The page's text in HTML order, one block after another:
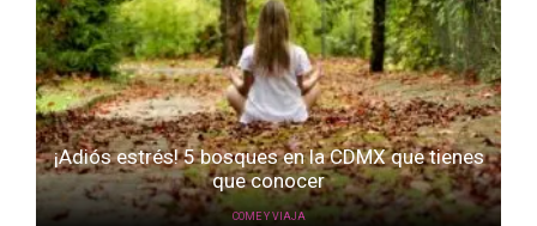
¡Adiós estrés! 5 bosques en la CDMX que tienes
que conocer
COME Y VIAJA